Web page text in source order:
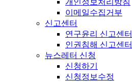
이메일수집거부
신고센터
연구윤리 신고센터
인권침해 신고센터
뉴스레터 신청
신청하기
신청정보수정